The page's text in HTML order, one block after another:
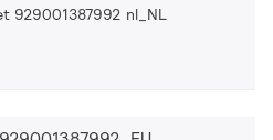
929001387992 nl_NL